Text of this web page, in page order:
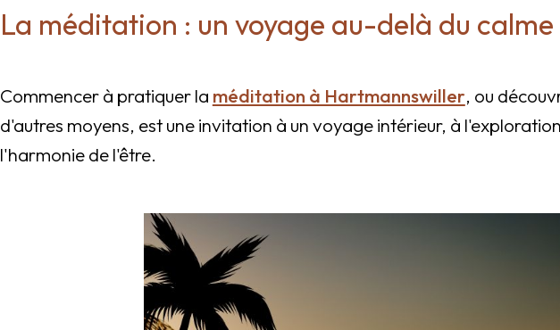
La méditation : un voyage au-delà du calme
Commencer à pratiquer la méditation à Hartmannswiller, ou
d'autres moyens, est une invitation à un voyage intérieur, à
l'harmonie de l'être.